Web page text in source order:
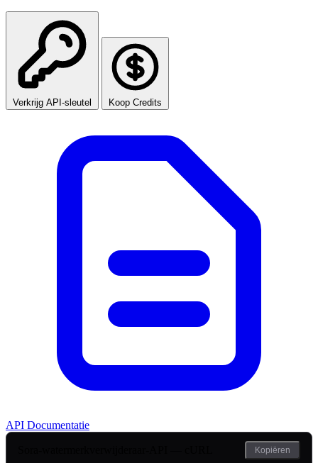
Verkrijg API-sleutel Koop Credits
API Documentatie
Kopiëren